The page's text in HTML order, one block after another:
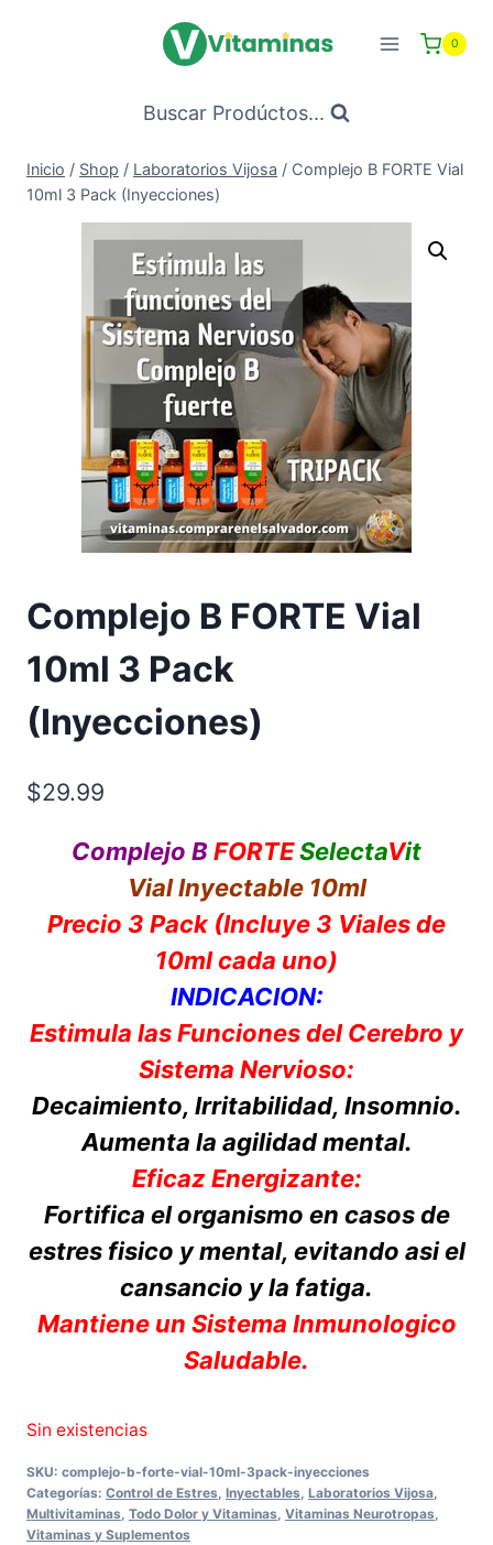
0
Buscar Prodúctos...
Inicio / Shop / Laboratorios Vijosa / Complejo B FORTE Vial
10ml 3 Pack (Inyecciones)
Complejo B FORTE Vial
10ml 3 Pack
(Inyecciones)
$29.99
Complejo B FORTESelectaVit
Vial Inyectable 10ml
Precio 3 Pack (Incluye 3 Viales de
10ml cada uno)
INDICACION:
Estimula las Funciones del Cerebro y
Sistema Nervioso:
Decaimiento, Irritabilidad, Insomnio.
Aumenta la agilidad mental.
Eficaz Energizante:
Fortifica el organismo en casos de
estres fisico y mental, evitando asi el
cansancio y la fatiga.
Mantiene un Sistema Inmunologico
Saludable.
Sin existencias
SKU: complejo-b-forte-vial-10ml-3pack-inyecciones
Categorías: Control de Estres Inyectables Laboratorios Vijosa
Multivitaminas Todo Dolor y Vitaminas Vitaminas Neurotropas
Vitaminas y Suplementos